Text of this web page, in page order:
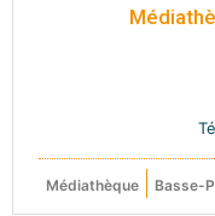
Médiathèque Basse-